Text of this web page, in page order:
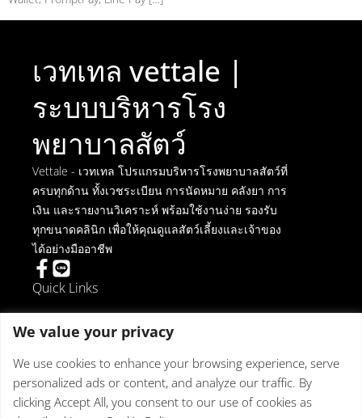
เวทเทล vettale |
ระบบบริหารโรง
พยาบาลสัตว์
Vettale - เวทเทล โปรแกรมบริหารโรงพยาบาลสัตว์ที่
ครบทุกด้าน ทั้งเวชระเบียน การนัดหมาย คลังยา การ
เงิน และรายงานวิเคราะห์ พร้อมใช้งานง่าย รองรับ
ทุกขนาดคลินิก เพื่อให้คุณดูแลสัตว์เลี้ยงและเจ้าของ
ได้อย่างมืออาชีพ
Quick Links
การยกเลิกการติดตั้ง
ข้อตกลงในการใช้งาน
นโยบายความเป็นส่วนตัว
นโยบายเกี่ยวกับคุกกี้
Get in touch
We value your privacy
We use cookies to enhance your browsing experience, serve
personalized ads or content, and analyze our traffic. By
clicking Accept All, you consent to our use of cookies as